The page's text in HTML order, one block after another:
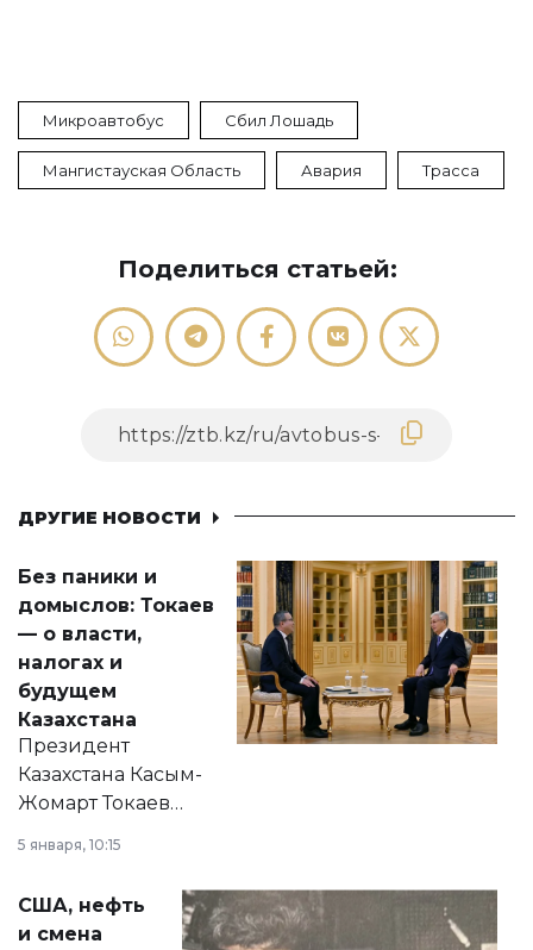
Микроавтобус Сбил Лошадь
Мангистауская Область Авария Трасса
Поделиться статьей:
ДРУГИЕ НОВОСТИ
Без паники и
домыслов: Токаев
— о власти,
налогах и
будущем
Казахстана
Президент
Казахстана Касым-
Жомарт Токаев
сразу несколько
актуальных тем —
от слухов о
5 января, 10:15
США, нефть
и смена